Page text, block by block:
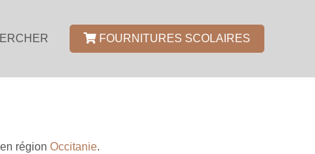
FOURNITURES SCOLAIRES
en région Occitanie.